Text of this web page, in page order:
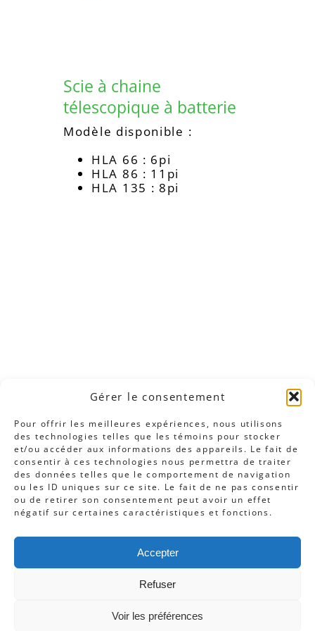
Gérer le consentement
Pour offrir les meilleures expériences, nous utilisons
des technologies telles que les témoins pour stocker
et/ou accéder aux informations des appareils. Le fait de
consentir à ces technologies nous permettra de traiter
des données telles que le comportement de navigation
ou les ID uniques sur ce site. Le fait de ne pas consentir
ou de retirer son consentement peut avoir un effet
négatif sur certaines caractéristiques et fonctions.
Accepter
Refuser
Voir les préférences
Scie à chaine
télescopique à batterie
Modèle disponible :
HLA 66 : 6pi
HLA 86 : 11pi
HLA 135 : 8pi
Cliquez pour accepter les témoins